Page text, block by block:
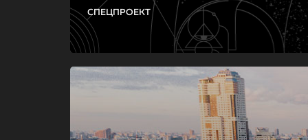
СПЕЦПРОЕКТ